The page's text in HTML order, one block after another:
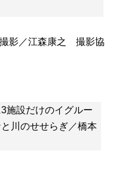
影／江森康之 撮影協
3施設だけのイグルー
川のせせらぎ／橋本